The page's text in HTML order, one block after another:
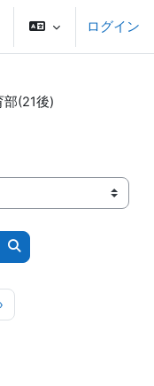
入力に切り替えるログイン
部(21後)
コースを検索する
3